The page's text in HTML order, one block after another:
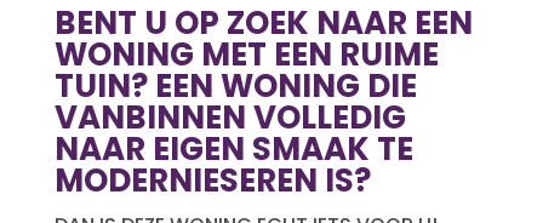
BENT U OP ZOEK NAAR EEN
WONING MET EEN RUIME
TUIN? EEN WONING DIE
VANBINNEN VOLLEDIG
NAAR EIGEN SMAAK TE
MODERNIESEREN IS?